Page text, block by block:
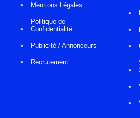
Mentions Légales
Politique de
Confidentialité
Publicité / Annonceurs
Recrutement